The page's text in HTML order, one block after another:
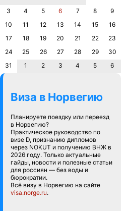
3
4 5 6 7 8
9
10
11 12 13 14 15
16
17
18 19 20 21 22
23
24
25 26 27 28 29
30
31
1 2 3 4 5 6
Виза в Норвегию
Планируете поездку или переезд
в Норвегию?
Практическое руководство по
визе D, признанию дипломов
через NOKUT и получению ВНЖ в
2026 году. Только актуальные
гайды, новости и полезные статьи
для россиян — без воды и
бюрократии.
Всё визу в Норвегию на сайте
visa.norge.ru.